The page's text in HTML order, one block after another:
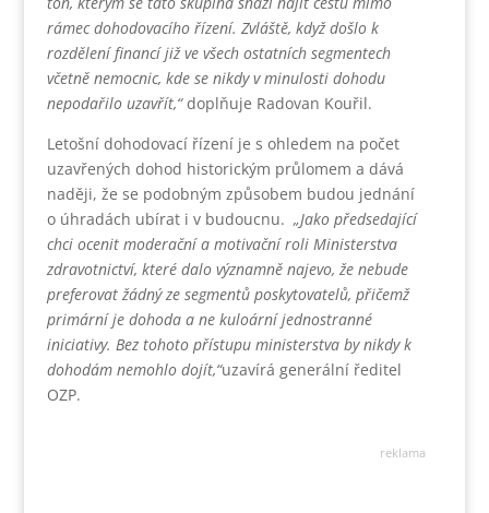
rámec dohodovacího řízení. Zvláště, když došlo k
rozdělení financí již ve všech ostatních segmentech
včetně nemocnic, kde se nikdy v minulosti dohodu
nepodařilo uzavřít,“doplňuje Radovan Kouřil.
Letošní dohodovací řízení je s ohledem na počet
uzavřených dohod historickým průlomem a dává
naději, že se podobným způsobem budou jednání
o úhradách ubírat i v budoucnu. „Jako předsedající
chci ocenit moderační a motivační roli Ministerstva
zdravotnictví, které dalo významně najevo, že nebude
preferovat žádný ze segmentů poskytovatelů, přičemž
primární je dohoda a ne kuloární jednostranné
iniciativy. Bez tohoto přístupu ministerstva by nikdy k
dohodám nemohlo dojít,“uzavírá generální ředitel
OZP.
reklama